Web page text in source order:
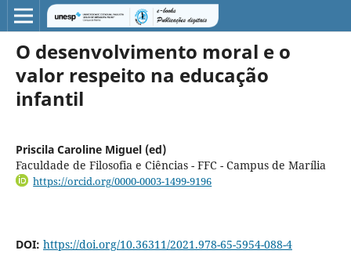
O desenvolvimento moral e o
valor respeito na educação
infantil
Priscila Caroline Miguel (ed)
Faculdade de Filosofia e Ciências - FFC - Campus de Marília
https://orcid.org/0000-0003-1499-9196
DOI: https://doi.org/10.36311/2021.978-65-5954-088-4